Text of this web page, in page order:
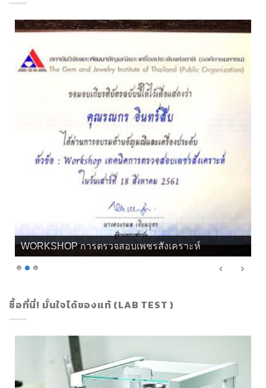
เกียรติบัตร จิวลี่ และอัญมณี คุณทิพย์
ซื้อที่นี่! มั่นใจได้ของแท้ (LAB TEST )